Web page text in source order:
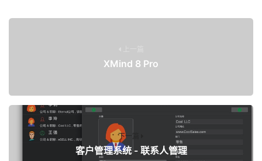
XMind 8 Pro
下一篇
客户管理系统 - 联系人管理